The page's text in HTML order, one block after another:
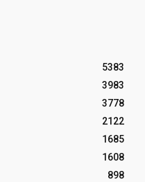
5383
3983
3778
2122
1685
1608
898